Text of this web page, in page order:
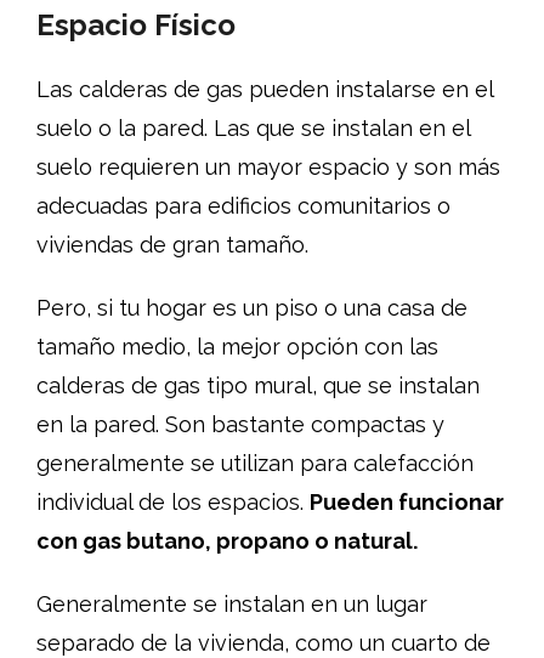
Espacio Físico
Las calderas de gas pueden instalarse en el
suelo o la pared. Las que se instalan en el
suelo requieren un mayor espacio y son más
adecuadas para edificios comunitarios o
viviendas de gran tamaño.
Pero, si tu hogar es un piso o una casa de
tamaño medio, la mejor opción con las
calderas de gas tipo mural, que se instalan
en la pared. Son bastante compactas y
generalmente se utilizan para calefacción
individual de los espacios. Pueden funcionar
con gas butano, propano o natural.
Generalmente se instalan en un lugar
separado de la vivienda, como un cuarto de